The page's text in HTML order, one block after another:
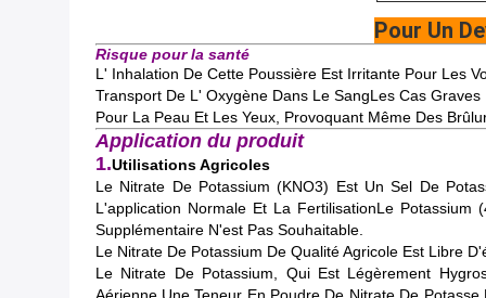
Pour Un
Risque pour la santé
L' Inhalation De Cette Poussière Est Irritante Pour Les
Transport De L' Oxygène Dans Le SangLes Cas
Pour La Peau Et Les Yeux, Provoquant Même Des
Application du produit
1.Utilisations Agricoles
Le Nitrate De Potassium (KNO3) Est Un Sel De
L'application Normale Et La FertilisationLe
Supplémentaire N'est Pas Souhaitable.
Le Nitrate De Potassium De Qualité Agricole Est Libre
Le Nitrate De Potassium, Qui Est Légèrement